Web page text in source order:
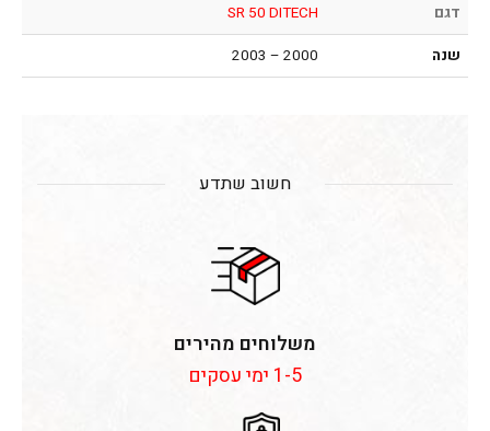
דגם
SR 50 DITECH
שנה
2000 – 2003
חשוב שתדע
משלוחים מהירים
1-5 ימי עסקים